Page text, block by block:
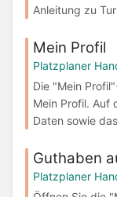
Anleitung zu
Mein Profil
Platzplaner
Die "Mein
Mein Profil. Auf
Daten sowie
Guthaben
Platzplaner